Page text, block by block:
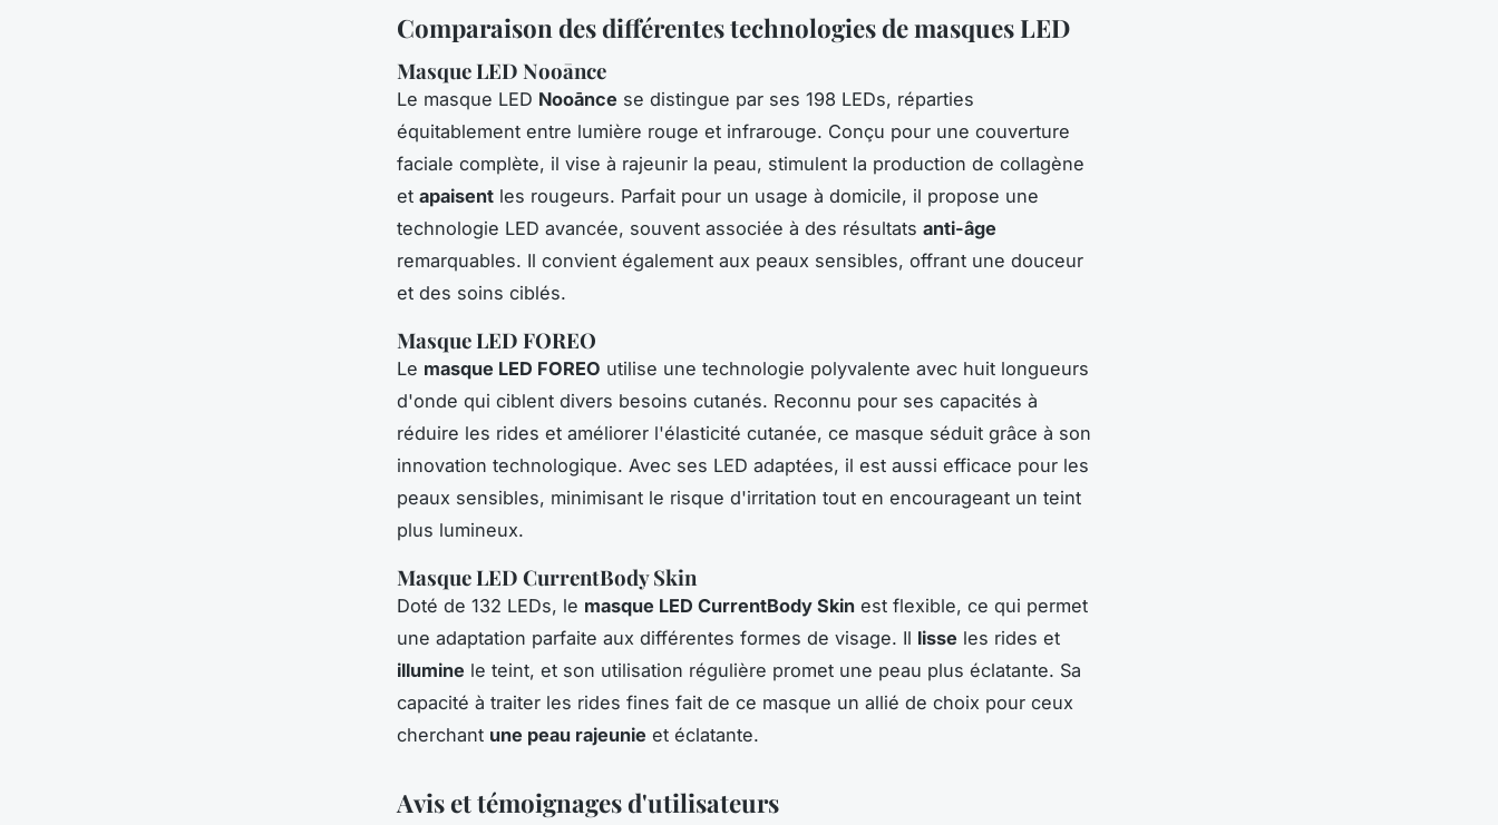
Comparaison des différentes technologies de masques LED
Masque LED Nooānce
Le masque LED Nooānce se distingue par ses 198 LEDs, réparties
équitablement entre lumière rouge et infrarouge. Conçu pour une couverture
faciale complète, il vise à rajeunir la peau, stimulent la production de collagène
et apaisent les rougeurs. Parfait pour un usage à domicile, il propose une
technologie LED avancée, souvent associée à des résultats anti-âge
remarquables. Il convient également aux peaux sensibles, offrant une douceur
et des soins ciblés.
Masque LED FOREO
Le masque LED FOREO utilise une technologie polyvalente avec huit longueurs
d'onde qui ciblent divers besoins cutanés. Reconnu pour ses capacités à
réduire les rides et améliorer l'élasticité cutanée, ce masque séduit grâce à son
innovation technologique. Avec ses LED adaptées, il est aussi efficace pour les
peaux sensibles, minimisant le risque d'irritation tout en encourageant un teint
plus lumineux.
Masque LED CurrentBody Skin
Doté de 132 LEDs, le masque LED CurrentBody Skin est flexible, ce qui permet
une adaptation parfaite aux différentes formes de visage. Il lisse les rides et
illumine le teint, et son utilisation régulière promet une peau plus éclatante. Sa
capacité à traiter les rides fines fait de ce masque un allié de choix pour ceux
cherchant une peau rajeunie et éclatante.
Avis et témoignages d'utilisateurs